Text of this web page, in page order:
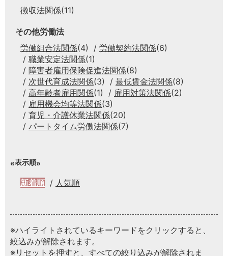
徴収法関係(11)
その他労働法
労働組合法関係(4) 労働契約法関係(6)
職業安定法関係(1)
障害者雇用保険促進法関係(8)
次世代育成法関係(3) 最低賃金法関係(8)
高年齢者雇用関係(1) 雇用対策法関係(2)
雇用機会均等法関係(3)
育児・介護休業法関係(20)
パートタイム労働法関係(7)
表示順
新着順 人気順
※ハイライトされているキーワードをクリックすると、
絞込みが解除されます。
※リセットを押すと、すべての絞り込みが解除されま